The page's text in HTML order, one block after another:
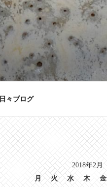
日々ブログ
2018年2月
月
火 水 木 金